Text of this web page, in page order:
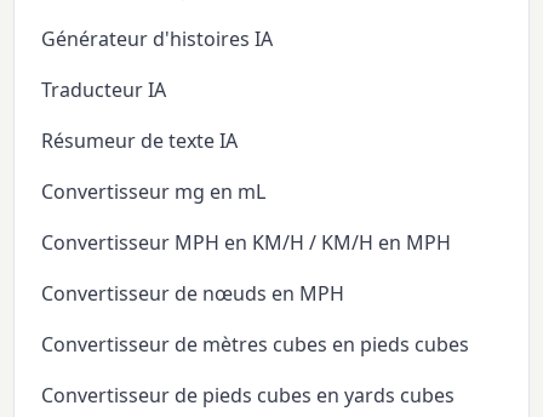
Générateur d'histoires IA
Traducteur IA
Résumeur de texte IA
Convertisseur mg en mL
Convertisseur MPH en KM/H / KM/H en MPH
Convertisseur de nœuds en MPH
Convertisseur de mètres cubes en pieds cubes
Convertisseur de pieds cubes en yards cubes